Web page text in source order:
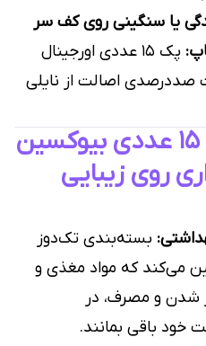
یا سنگینی روی کف سر
پک ۱۵ عددی اورجینال
صددرصدی اصالت از نایلی
مزایا؛ چرا خرید پک ۱۵ عددی بیوکسین
روی زیبایی
بسته‌بندی تک‌دوز
می‌کند که مواد مغذی و
شدن و مصرف، در
خود باقی بمانند.